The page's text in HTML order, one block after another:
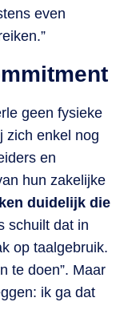
even
geen fysieke
zich enkel nog
en
hun zakelijke
duidelijk die
schuilt dat in
op taalgebruik.
te doen”. Maar
ik ga dat